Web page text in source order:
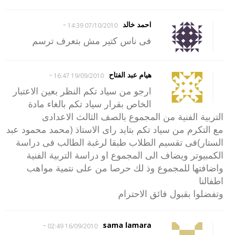
احمد خالد 07/10/2010 14:39
-
فى ناس كتير مش بتعرف ترسم
هيام عبد الفتاح 19/09/2010 16:47
-
ارجو من سياد تكم النظر بعين الاعتبار
الخاص بقرار سياد تكم بالغاء مادة
التربية الفنية من المجموع بالصف الثالث الاعدادى
مع التكرم من سياد تكم بتايد راى الاستاذ (محمد محمود عبد
الستار)فى تقسيم الطلاب طبقا لرغبة الطالب فى دراسة
الكمبيوتر ويضاف الى المجموع او دراسة التربية الفنية
واضافتها للمجموع وذ لك حرصا من على نتمية مواهب
اطفالنا
وتفضلوا بقبول فائق الاحترام
sama lamara
16/09/2010 02:49
-